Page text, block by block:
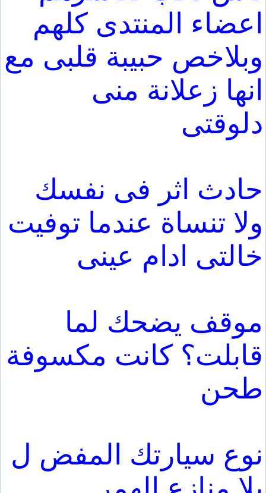
اعضاء المنتدى كلهم
وبلاخص حبيبة قلبى مع
انها زعلانة منى
دلوقتى
حادث اثر فى نفسك
ولا تنساة عندما توفيت
خالتى ادام عينى
موقف يضحك لما
قابلت؟ كانت مكسوفة
طحن
نوع سيارتك المفض ل